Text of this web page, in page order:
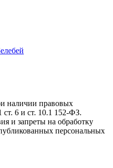
наличии правовых
ст. 6 и ст. 10.1 152-ФЗ.
и запреты на обработку
персональных